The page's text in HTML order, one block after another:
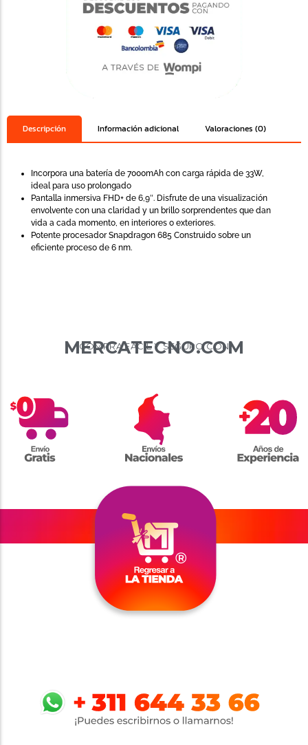
Descripción Información adicional Valoraciones (0)
Incorpora una batería de 7000mAh con carga rápida de 33W,
ideal para uso prolongado
Pantalla inmersiva FHD+ de 6,9″. Disfrute de una visualización
envolvente con una claridad y un brillo sorprendentes que dan
vida a cada momento, en interiores o exteriores.
Potente procesador Snapdragon 685 Construido sobre un
eficiente proceso de 6 nm.
COMPRA FÁCIL Y SEGURO CON
MERCATECNO.COM